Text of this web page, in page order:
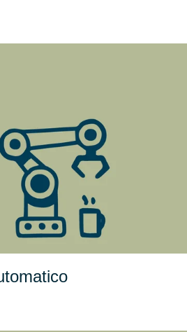
Picking Automatico è
per gestire, coordinare
diversi sistemi di
picking a colli e a strati
automatico
migliorando la
e la velocità delle
operazioni.